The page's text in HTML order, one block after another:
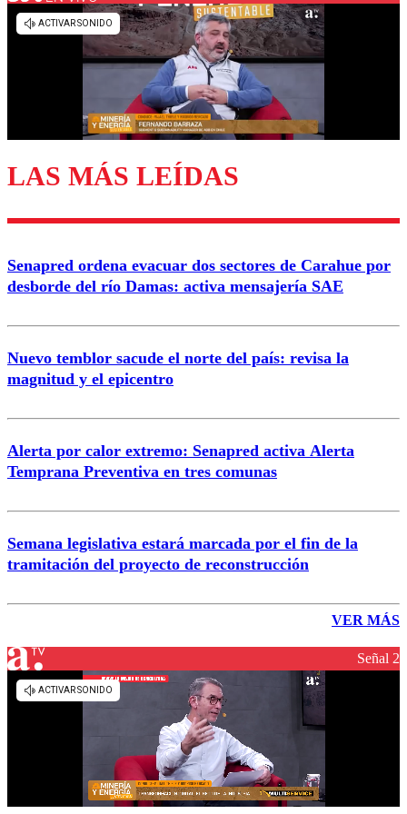
Los comentarios son moderados para garantizar un
diálogo respetuoso.
Enviar comentario
LAS MÁS LEÍDAS
Senapred ordena evacuar dos sectores de Carahue por
desborde del río Damas: activa mensajería SAE
Nuevo temblor sacude el norte del país: revisa la
magnitud y el epicentro
Alerta por calor extremo: Senapred activa Alerta
Temprana Preventiva en tres comunas
Semana legislativa estará marcada por el fin de la
tramitación del proyecto de reconstrucción
VER MÁS
Señal 2